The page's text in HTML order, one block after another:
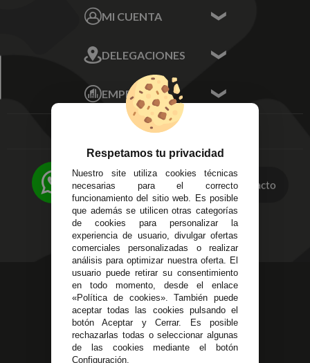
Sobre nosotros
MI CUENTA
Mis Direcciones
Mis Pedidos
Mis favoritos
FAQ's
DELEGACIONES
Écija - Sevilla
Av. Plaza de Toros.
Local 3
Córdoba
14
Alzira - Valencia
C/ Esplugues, 135
EMPRESA
Aviso Legal
Entregas y
Devoluciones
Política de Privacidad
Pago Seguro
Terminos y
Condiciones Generales
Políticas de Cookies
623 23 31 98
Atendemos Whatsapp
955 44 45 43/955 44 45 44
info@steielectronica.com
Contacto
Respetamos tu privacidad
Nuestro site utiliza cookies técnicas
necesarias para el correcto
funcionamiento del sitio web. Es posible
que además se utilicen otras categorías
de cookies para personalizar la
experiencia de usuario, divulgar ofertas
comerciales personalizadas o realizar
análisis para optimizar nuestra oferta. El
usuario puede retirar su consentimiento
en todo momento, desde el enlace
«Política de cookies». También puede
aceptar todas las cookies pulsando el
botón Aceptar y Cerrar. Es posible
rechazarlas todas o seleccionar algunas
de las cookies mediante el botón
Configuración.